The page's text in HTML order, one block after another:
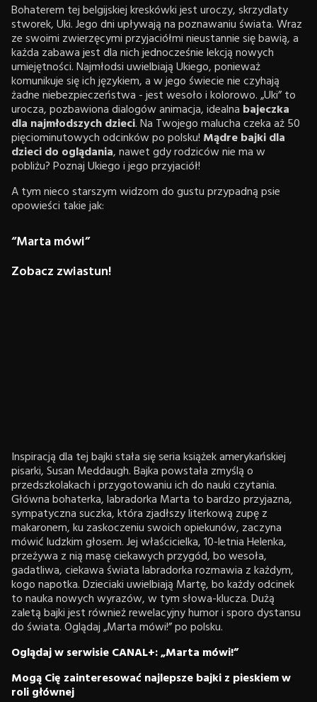
Bohaterem tej belgijskiej kreskówki jest uroczy, skrzydlaty
stworek, Uki. Jego dni upływają na poznawaniu świata. Wraz
ze swoimi zwierzęcymi przyjaciółmi nieustannie się bawią, a
każda zabawa jest dla nich jednocześnie lekcją nowych
umiejętności. Najmłodsi uwielbiają Ukiego, ponieważ
komunikuje się ich językiem, a w jego świecie nie czyhają
żadne niebezpieczeństwa - jest wesoło i kolorowo. „Uki” to
urocza, pozbawiona dialogów animacja, idealna bajeczka
dla najmłodszych dzieci. Na Twojego malucha czeka aż 50
pięciominutowych odcinków po polsku! Mądre bajki dla
dzieci do oglądania, nawet gdy rodziców nie ma w
pobliżu? Poznaj Ukiego i jego przyjaciół!
A tym nieco starszym widzom do gustu przypadną psie
opowieści takie jak:
“Marta mówi”
Zobacz zwiastun!
Inspiracją dla tej bajki stała się seria książek amerykańskiej
pisarki, Susan Meddaugh. Bajka powstała zmyślą o
przedszkolakach i przygotowaniu ich do nauki czytania.
Główna bohaterka, labradorka Marta to bardzo przyjazna,
sympatyczna suczka, która zjadłszy literkową zupę z
makaronem, ku zaskoczeniu swoich opiekunów, zaczyna
mówić ludzkim głosem. Jej właścicielka, 10-letnia Helenka,
przeżywa z nią masę ciekawych przygód, bo wesoła,
gadatliwa, ciekawa świata labradorka rozmawia z każdym,
kogo napotka. Dzieciaki uwielbiają Martę, bo każdy odcinek
to nauka nowych wyrazów, w tym słowa-klucza. Dużą
zaletą bajki jest również rewelacyjny humor i sporo dystansu
do świata. Oglądaj „Marta mówi!” po polsku.
Oglądaj w serwisie CANAL+: „Marta mówi!”
Mogą Cię zainteresować najlepsze bajki z pieskiem w
roli głównej